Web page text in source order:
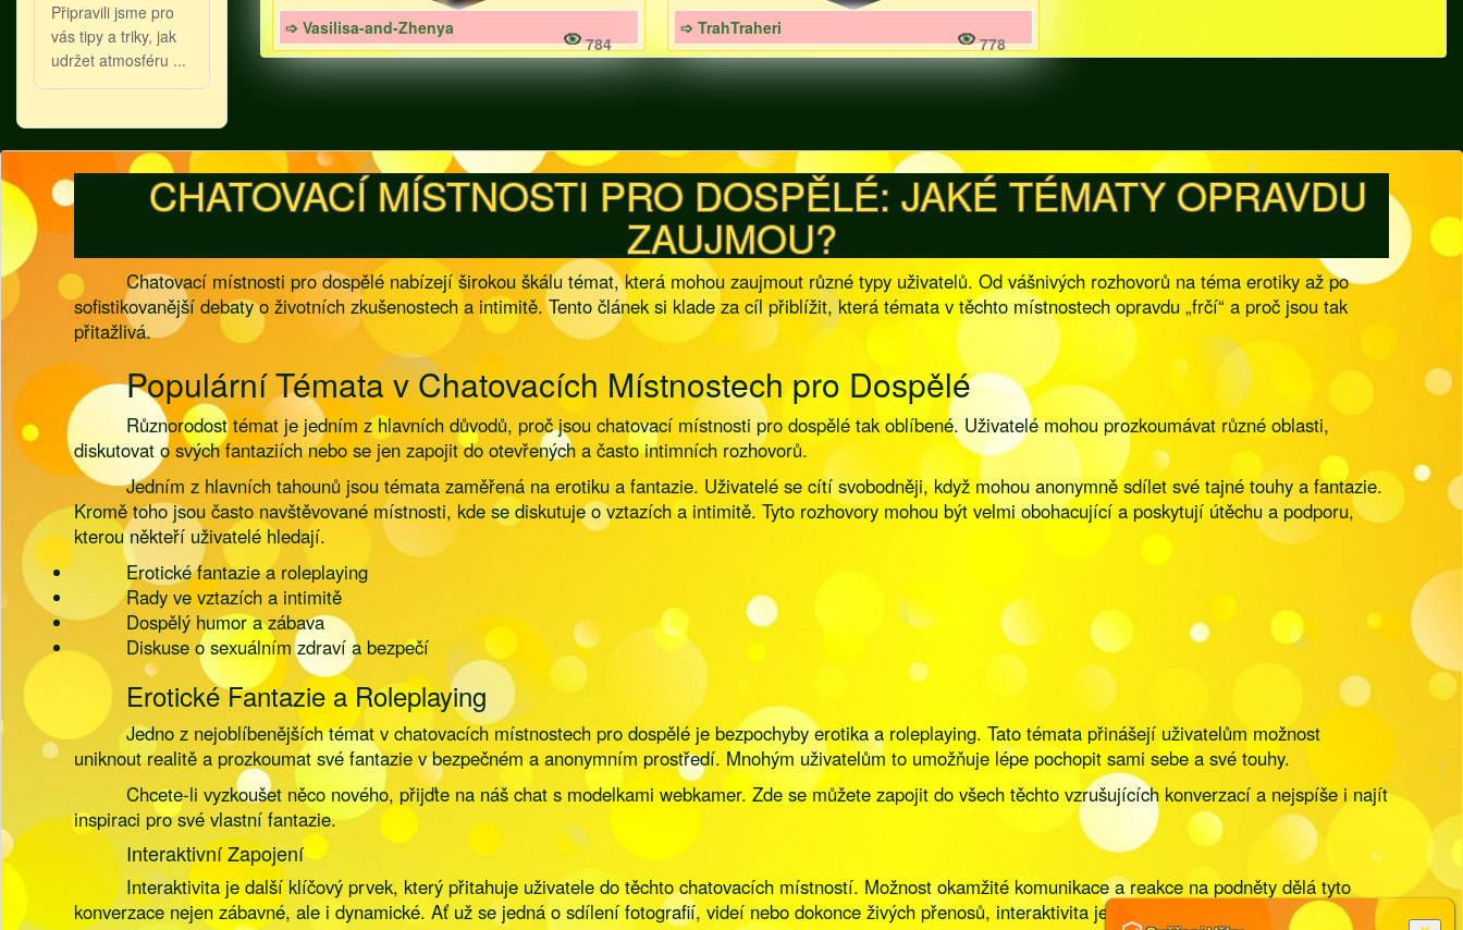
Připravili jsme pro
vás tipy a triky, jak
udržet atmosféru ...
➩ Vasilisa-and-Zhenya
784
➩ TrahTraheri
778
CHATOVACÍ MÍSTNOSTI PRO DOSPĚLÉ: JAKÉ TÉMATY OPRAVDU
ZAUJMOU?
Chatovací místnosti pro dospělé nabízejí širokou škálu témat, která mohou zaujmout různé typy uživatelů. Od vášnivých rozhovorů na téma erotiky až po
sofistikovanější debaty o životních zkušenostech a intimitě. Tento článek si klade za cíl přiblížit, která témata v těchto místnostech opravdu „frčí“ a proč jsou tak
přitažlivá.
Populární Témata v Chatovacích Místnostech pro Dospělé
Různorodost témat je jedním z hlavních důvodů, proč jsou chatovací místnosti pro dospělé tak oblíbené. Uživatelé mohou prozkoumávat různé oblasti,
diskutovat o svých fantaziích nebo se jen zapojit do otevřených a často intimních rozhovorů.
Jedním z hlavních tahounů jsou témata zaměřená na erotiku a fantazie. Uživatelé se cítí svobodněji, když mohou anonymně sdílet své tajné touhy a fantazie.
Kromě toho jsou často navštěvované místnosti, kde se diskutuje o vztazích a intimitě. Tyto rozhovory mohou být velmi obohacující a poskytují útěchu a podporu,
kterou někteří uživatelé hledají.
Erotické fantazie a roleplaying
Rady ve vztazích a intimitě
Dospělý humor a zábava
Diskuse o sexuálním zdraví a bezpečí
Erotické Fantazie a Roleplaying
Jedno z nejoblíbenějších témat v chatovacích místnostech pro dospělé je bezpochyby erotika a roleplaying. Tato témata přinášejí uživatelům možnost
uniknout realitě a prozkoumat své fantazie v bezpečném a anonymním prostředí. Mnohým uživatelům to umožňuje lépe pochopit sami sebe a své touhy.
Chcete-li vyzkoušet něco nového, přijďte na náš chat s modelkami webkamer. Zde se můžete zapojit do všech těchto vzrušujících konverzací a nejspíše i najít
inspiraci pro své vlastní fantazie.
Interaktivní Zapojení
Interaktivita je další klíčový prvek, který přitahuje uživatele do těchto chatovacích místností. Možnost okamžité komunikace a reakce na podněty dělá tyto
konverzace nejen zábavné, ale i dynamické. Ať už se jedná o sdílení fotografií, videí nebo dokonce živých přenosů, interaktivita je základním kamenem těchto online